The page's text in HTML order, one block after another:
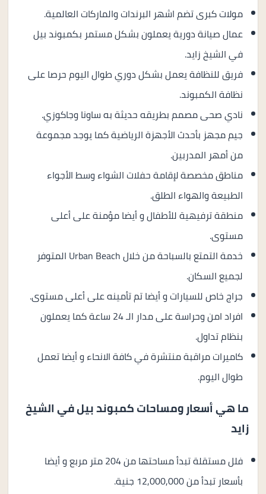
مولات كبرى تضم اشهر البرندات والماركات العالمية.
عمال صيانة دورية يعملون بشكل مستمر بكمبوند بيل
في الشيخ زايد.
فريق للنظافة يعمل بشكل دوري طوال اليوم حرصا على
نظافة الكمبوند.
نادي صحى مصمم بطريقه حديثة به ساونا وجاكوزي.
جيم مجهز بأحدث الأجهزة الرياضية كما يوجد مجموعة
من أمهر المدربين.
مناطق مخصصة لإقامة حفلات الشواء وسط الأجواء
الطبيعة والهواء الطلق.
منطقة ترفيهية للأطفال و أيضا مؤمنة على أعلى
مستوى.
خدمة التمتع بالسباحة من خلال Urban Beach المتوفر
لجميع السكان.
جراج خاص للسيارات و أيضا تم تأمينه على أعلى مستوى.
افراد امن وحراسة على مدار الـ 24 ساعة كما يعملون
بنظام تداول.
كاميرات مراقبة منتشرة في كافة الانحاء و أيضا تعمل
طوال اليوم.
ما هي أسعار ومساحات كمبوند بيل في الشيخ
زايد
فلل مستقلة تبدأ مساحتها من 204 متر مربع و أيضا
بأسعار تبدأ من 12,000,000 جنية.